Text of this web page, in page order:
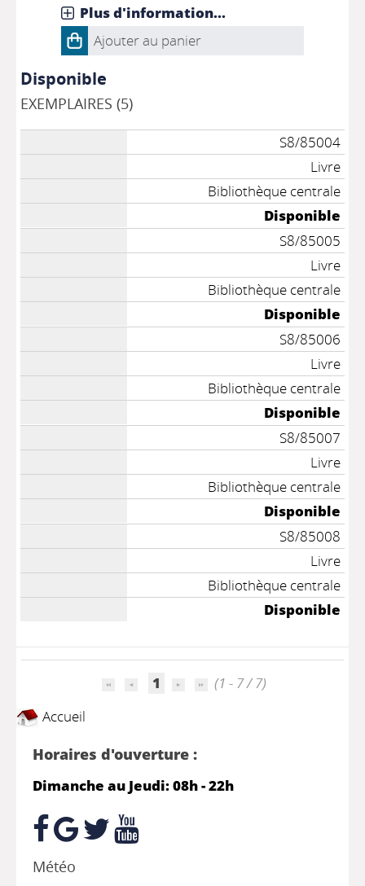
Plus d'information...
Ajouter au panier
Disponible
EXEMPLAIRES (5)
S8/85004
Livre
Bibliothèque centrale
Disponible
S8/85005
Livre
Bibliothèque centrale
Disponible
S8/85006
Livre
Bibliothèque centrale
Disponible
S8/85007
Livre
Bibliothèque centrale
Disponible
S8/85008
Livre
Bibliothèque centrale
Disponible
1
(1 - 7 / 7)
Accueil
Horaires d'ouverture :
Dimanche au Jeudi: 08h - 22h
Météo